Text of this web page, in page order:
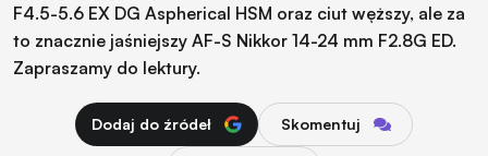
F4.5-5.6 EX DG Aspherical HSM oraz ciut węższy, ale za
to znacznie jaśniejszy AF-S Nikkor 14-24 mm F2.8G ED.
Zapraszamy do lektury.
Dodaj do źródeł Skomentuj